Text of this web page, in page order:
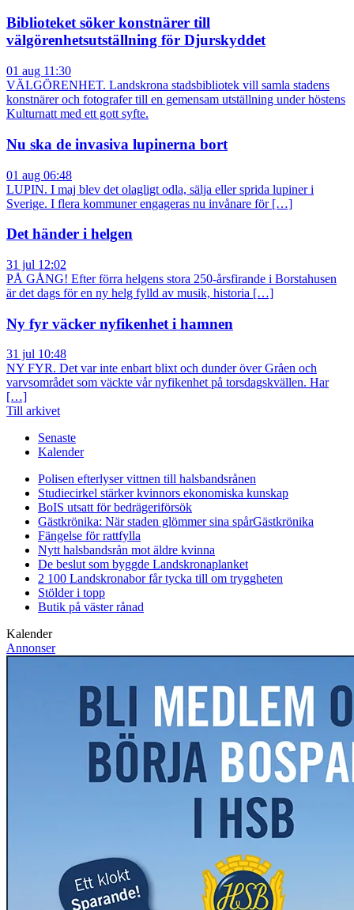
Biblioteket söker konstnärer till
välgörenhetsutställning för Djurskyddet
01 aug 11:30
VÄLGÖRENHET. Landskrona stadsbibliotek vill samla stadens
konstnärer och fotografer till en gemensam utställning under höstens
Kulturnatt med ett gott syfte.
Nu ska de invasiva lupinerna bort
01 aug 06:48
LUPIN. I maj blev det olagligt odla, sälja eller sprida lupiner i
Sverige. I flera kommuner engageras nu invånare för […]
Det händer i helgen
31 jul 12:02
PÅ GÅNG! Efter förra helgens stora 250-årsfirande i Borstahusen
är det dags för en ny helg fylld av musik, historia […]
Ny fyr väcker nyfikenhet i hamnen
31 jul 10:48
NY FYR. Det var inte enbart blixt och dunder över Gråen och
varvsområdet som väckte vår nyfikenhet på torsdagskvällen. Har
[…]
Till arkivet
Senaste
Kalender
Polisen efterlyser vittnen till halsbandsrånen
Studiecirkel stärker kvinnors ekonomiska kunskap
BoIS utsatt för bedrägeriförsök
Gästkrönika: När staden glömmer sina spårGästkrönika
Fängelse för rattfylla
Nytt halsbandsrån mot äldre kvinna
De beslut som byggde Landskronaplanket
2 100 Landskronabor får tycka till om tryggheten
Stölder i topp
Butik på väster rånad
Kalender
Annonser